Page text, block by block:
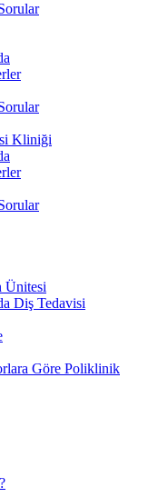
Kliniği
Ünitesi
Diş Tedavisi
Göre Poliklinik